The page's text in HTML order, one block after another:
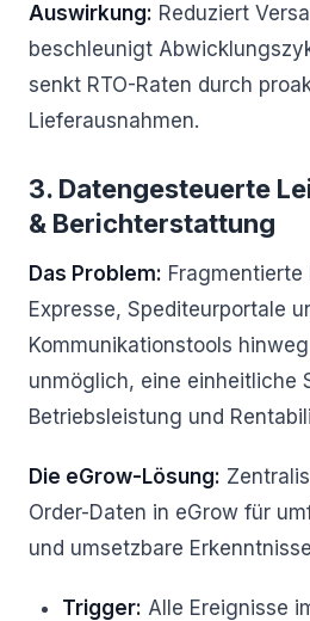
Auswirkung: Reduziert
beschleunigt
senkt RTO-Raten durch
Lieferausnahmen.
3. Datengesteuerte
& Berichterstattung
Das Problem: Fragmentierte
Expresse, Spediteurportale
Kommunikationstools
unmöglich, eine einheitliche
Betriebsleistung und
Die eGrow-Lösung:
Order-Daten in eGrow für
und umsetzbare
Trigger: Alle Ereignisse